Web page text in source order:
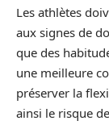
Les athlètes
aux signes de
que des
une meilleure
préserver la
ainsi le risque